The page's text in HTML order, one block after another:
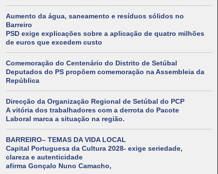
Aumento da água, saneamento e resíduos sólidos no
Barreiro
PSD exige explicações sobre a aplicação de quatro milhões
de euros que excedem custo
Comemoração do Centenário do Distrito de Setúbal
Deputados do PS propõem comemoração na Assembleia da
República
Direcção da Organização Regional de Setúbal do PCP
A vitória dos trabalhadores com a derrota do Pacote
Laboral marca a situação na região.
BARREIRO– TEMAS DA VIDA LOCAL
Capital Portuguesa da Cultura 2028- exige seriedade,
clareza e autenticidade
afirma Gonçalo Nuno Camacho,